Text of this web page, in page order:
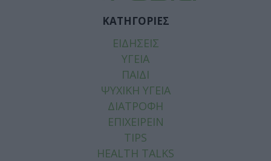
ΚΑΤΗΓΟΡΙΕΣ
ΕΙΔΗΣΕΙΣ
ΥΓΕΙΑ
ΠΑΙΔΙ
ΨΥΧΙΚΗ ΥΓΕΙΑ
ΔΙΑΤΡΟΦΗ
ΕΠΙΧΕΙΡΕΙΝ
TIPS
HEALTH TALKS